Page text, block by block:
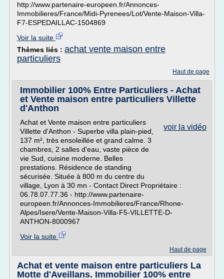
http://www.partenaire-europeen.fr/Annonces-
Immobilieres/France/Midi-Pyrenees/Lot/Vente-Maison-Villa-
F7-ESPEDAILLAC-1504869
Voir la suite
Thèmes liés : achat vente maison entre
particuliers
Haut de page
Immobilier 100% Entre Particuliers - Achat
et Vente maison entre particuliers Villette
d'Anthon
voir la vidéo
Achat et Vente maison entre particuliers
Villette d'Anthon - Superbe villa plain-pied,
137 m², très ensoleillée et grand calme. 3
chambres, 2 salles d'eau, vaste pièce de
vie Sud, cuisine moderne. Belles
prestations. Résidence de standing
sécurisée. Située à 800 m du centre du
village, Lyon à 30 mn - Contact Direct Propriétaire :
06.78.07.77.36 - http://www.partenaire-
europeen.fr/Annonces-Immobilieres/France/Rhone-
Alpes/Isere/Vente-Maison-Villa-F5-VILLETTE-D-
ANTHON-8000967
Voir la suite
Haut de page
Achat et vente maison entre particuliers La
Motte d'Aveillans. Immobilier 100% entre